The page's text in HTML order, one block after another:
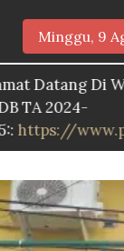
Minggu, 9
Di Website